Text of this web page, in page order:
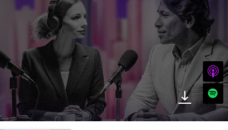
iTunes
Spotify